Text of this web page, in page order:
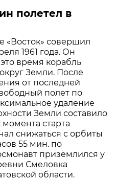
полетел в
«Восток» совершил
1961 года. Он
время корабль
Земли. После
от последней
полет по
удаление
Земли составило
старта
снижаться с орбиты
55 мин. по
приземлился у
Смеловка
области.